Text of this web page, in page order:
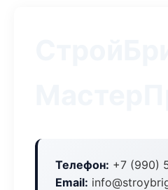
Телефон: +7 (990)
Email: